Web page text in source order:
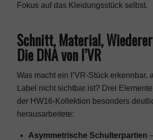
Fokus auf das Kleidungsstück selbst.
Schnitt, Material,
Die DNA von I’VR
Was macht ein I’VR-Stück erkennbar,
Label nicht sichtbar ist? Drei
der HW16-Kollektion besonders
herausarbeitete:
Asymmetrische Schulterpartien